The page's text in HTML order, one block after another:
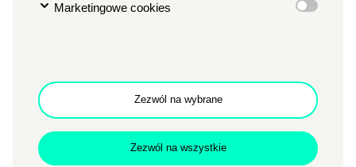
Autostrada – droga o ściśle określonych parametrach,
Marketingowe cookies
Zezwól na wybrane
Zezwól na wszystkie